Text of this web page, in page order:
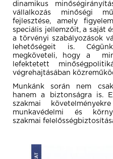
dinamikus
vállalkozás minőségi
fejlesztése, amely
speciális jellemzőit, a saját
a törvényi szabályozások
lehetőségeit is.
megköveteli, hogy a
lefektetett
végrehajtásában
Munkánk során nem
hanem a biztonságra is.
szakmai
munkavédelmi és
szakmai